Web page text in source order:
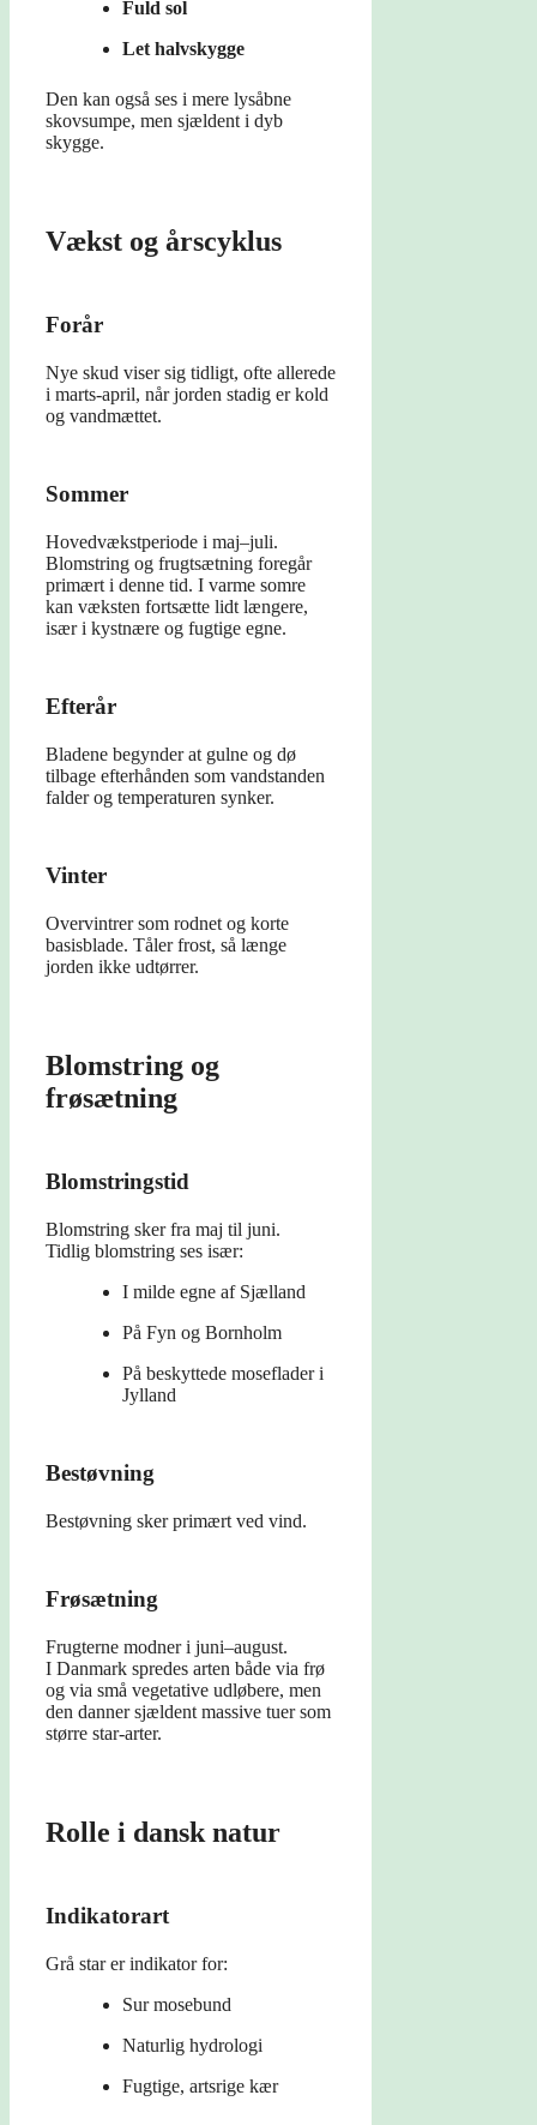
Fuld sol
Let halvskygge
Den kan også ses i mere lysåbne
skovsumpe, men sjældent i dyb
skygge.
Vækst og årscyklus
Forår
Nye skud viser sig tidligt, ofte allerede
i marts-april, når jorden stadig er kold
og vandmættet.
Sommer
Hovedvækstperiode i maj–juli.
Blomstring og frugtsætning foregår
primært i denne tid. I varme somre
kan væksten fortsætte lidt længere,
især i kystnære og fugtige egne.
Efterår
Bladene begynder at gulne og dø
tilbage efterhånden som vandstanden
falder og temperaturen synker.
Vinter
Overvintrer som rodnet og korte
basisblade. Tåler frost, så længe
jorden ikke udtørrer.
Blomstring og
frøsætning
Blomstringstid
Blomstring sker fra maj til juni.
Tidlig blomstring ses især:
I milde egne af Sjælland
På Fyn og Bornholm
På beskyttede moseflader i
Jylland
Bestøvning
Bestøvning sker primært ved vind.
Frøsætning
Frugterne modner i juni–august.
I Danmark spredes arten både via frø
og via små vegetative udløbere, men
den danner sjældent massive tuer som
større star-arter.
Rolle i dansk natur
Indikatorart
Grå star er indikator for:
Sur mosebund
Naturlig hydrologi
Fugtige, artsrige kær